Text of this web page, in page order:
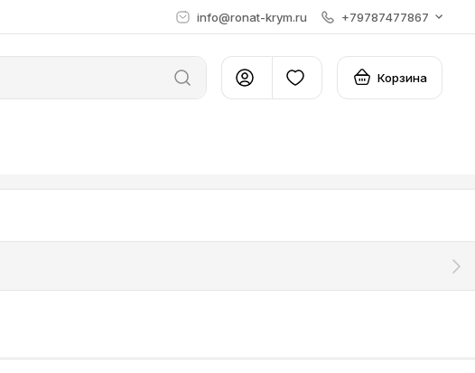
info@ronat-krym.ru +79787477867
Корзина